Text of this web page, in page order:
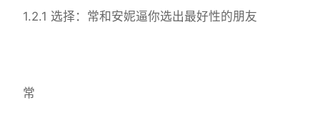
1.2.1 选择：常和安妮逼你选出最好性的朋友
常